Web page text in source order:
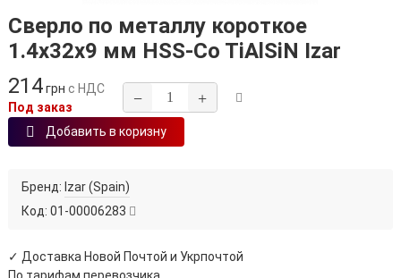
Сверло по металлу короткое
1.4х32х9 мм HSS-Co TiAlSiN Izar
214грн с НДС
Под заказ
− +
Добавить в коризну
Бренд: Izar (Spain)
Код: 01-00006283
✓ Доставка Новой Почтой и Укрпочтой